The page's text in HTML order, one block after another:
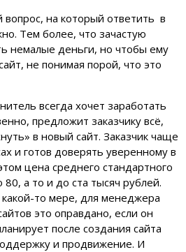
на который ответить в
Тем более, что зачастую
немалые деньги, но чтобы ему
не понимая порой, что это
всегда хочет заработать
предложит заказчику всё,
в новый сайт. Заказчик чаще
и готов доверять уверенному в
цена среднего стандартного
а то и до ста тысяч рублей.
какой-то мере, для менеджера
это оправдано, если он
после создания сайта
и продвижение. И